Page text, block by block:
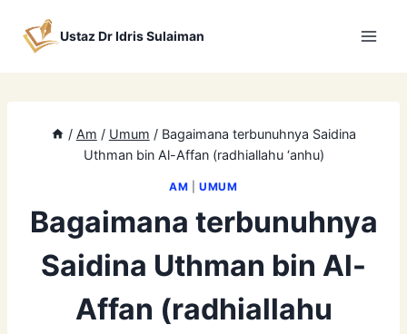
Ustaz Dr Idris Sulaiman
/ Am / Umum / Bagaimana terbunuhnya Saidina
Uthman bin Al-Affan (radhiallahu ‘anhu)
AM |UMUM
Bagaimana terbunuhnya
Saidina Uthman bin Al-
Affan (radhiallahu